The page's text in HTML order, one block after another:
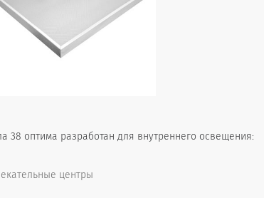
38 оптима разработан для внутреннего освещения:
центры